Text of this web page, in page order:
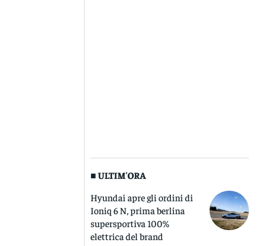
■ ULTIM'ORA
Hyundai apre gli ordini di
Ioniq 6 N, prima berlina
supersportiva 100%
elettrica del brand